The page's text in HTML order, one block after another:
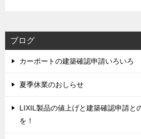
ブログ
カーポートの建築確認申請いろいろ
夏季休業のおしらせ
LIXIL製品の値上げと建築確認申請と
を！